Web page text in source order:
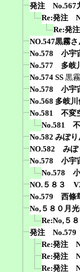
発注 No.567
Re:発注
Re:発
NO.547黒霧
No.578 小宇
No.577 多岐
No.574 SS 黒
No.578 小宇
No.568 多岐
No.581 不変
No.581 不
No.582 みぽ
NO.582 みぽ
No.578 小宇
No.578
NO.５８３
No.579 西條
No,５８０月
Re:No,５
発注 No.579
Re:発注
Re:発注
Re:発注